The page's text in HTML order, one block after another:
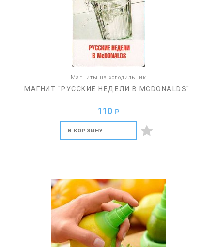
Магниты на холодильник
МАГНИТ "РУССКИЕ НЕДЕЛИ В MCDONALDS"
110 a
В КОРЗИНУ